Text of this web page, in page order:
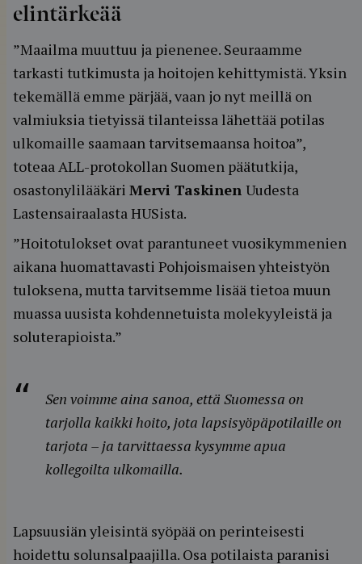
elintärkeää
”Maailma muuttuu ja pienenee. Seuraamme
tarkasti tutkimusta ja hoitojen kehittymistä. Yksin
tekemällä emme pärjää, vaan jo nyt meillä on
valmiuksia tietyissä tilanteissa lähettää potilas
ulkomaille saamaan tarvitsemaansa hoitoa”,
toteaa ALL-protokollan Suomen päätutkija,
osastonylilääkäri Mervi Taskinen Uudesta
Lastensairaalasta HUSista.
”Hoitotulokset ovat parantuneet vuosikymmenien
aikana huomattavasti Pohjoismaisen yhteistyön
tuloksena, mutta tarvitsemme lisää tietoa muun
muassa uusista kohdennetuista molekyyleistä ja
soluterapioista.”
Sen voimme aina sanoa, että Suomessa on
tarjolla kaikki hoito, jota lapsisyöpäpotilaille on
tarjota – ja tarvittaessa kysymme apua
kollegoilta ulkomailla.
Lapsuusiän yleisintä syöpää on perinteisesti
hoidettu solunsalpaajilla. Osa potilaista paranisi